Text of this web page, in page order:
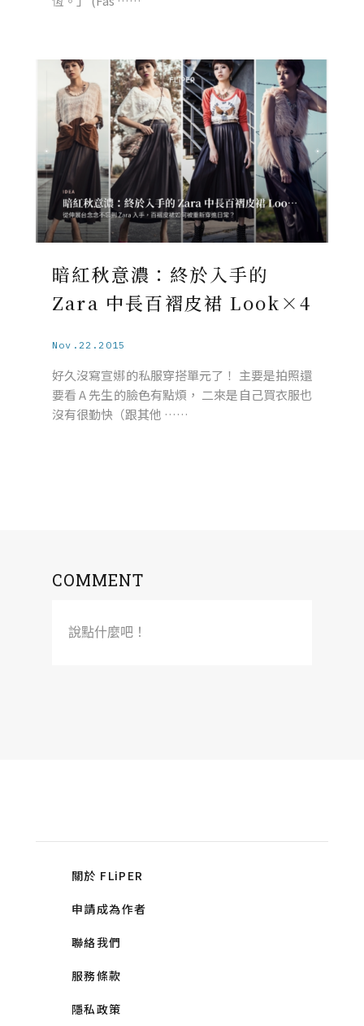
暗紅秋意濃：終於入手的
Zara 中長百褶皮裙 Look×4
Nov.22.2015
好久沒寫宣娜的私服穿搭單元了！ 主要是拍照還
要看 A 先生的臉色有點煩， 二來是自己買衣服也
沒有很勤快（跟其他 ……
COMMENT
說點什麼吧！
關於 FLiPER
申請成為作者
聯絡我們
服務條款
隱私政策